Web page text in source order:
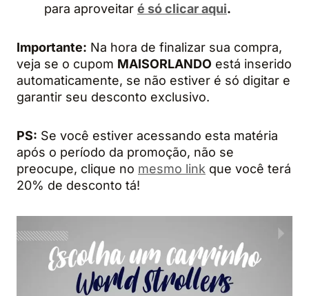
para aproveitar é só clicar aqui.
Importante: Na hora de finalizar sua compra,
veja se o cupom MAISORLANDO está inserido
automaticamente, se não estiver é só digitar e
garantir seu desconto exclusivo.
PS: Se você estiver acessando esta matéria
após o período da promoção, não se
preocupe, clique no mesmo link que você terá
20% de desconto tá!